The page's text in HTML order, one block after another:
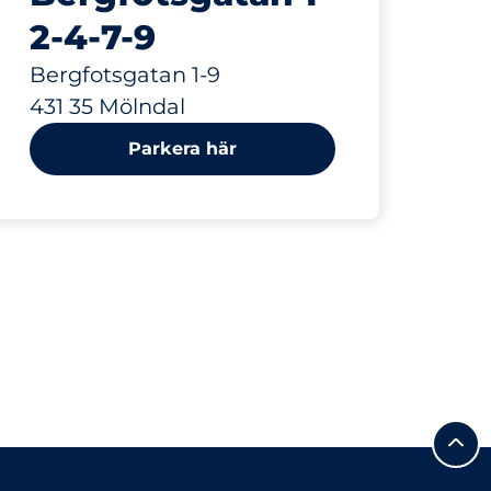
2-4-7-9
Bergfotsgatan 1-9
431 35 Mölndal
Parkera här